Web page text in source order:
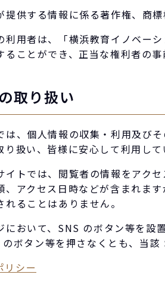
提供する情報に係る著作権、商
利用者は、「横浜教育イノベー
ることができ、正当な権利者の
取り扱い
は、個人情報の収集・利用及び
り扱い、皆様に安心して利用し
イトでは、閲覧者の情報をアク
、アクセス日時などが含まれま
ることはありません。
において、SNS のボタン等を
ボタン等を押さなくとも、当
リシー